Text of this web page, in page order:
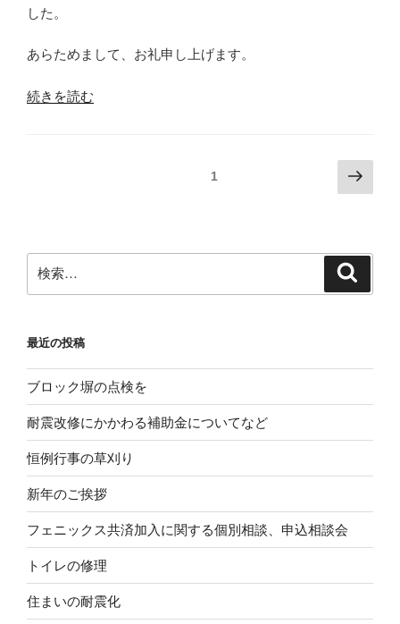
した。
あらためまして、お礼申し上げます。
“お
す。”
続きを読む
ゲ
ー
ョ
ン
1
次
の
ジ
索:
最近の投稿
ブロック塀の点検を
耐震改修にかかわる補助金についてなど
恒例行事の草刈り
新年のご挨拶
フェニックス共済加入に関する個別相談、申込相談会
トイレの修理
住まいの耐震化